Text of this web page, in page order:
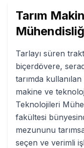
Tarım
Tarlayı süren
biçerdövere,
tarımda
makine ve
Teknolojileri
fakültesi
mezununu
seçen ve verimli